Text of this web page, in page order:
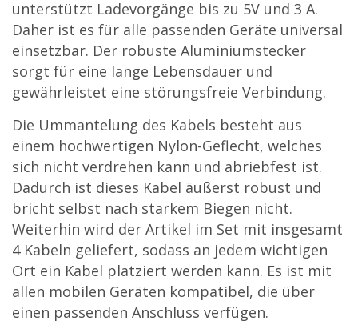
unterstützt Ladevorgänge bis zu 5V und 3 A.
Daher ist es für alle passenden Geräte universal
einsetzbar. Der robuste Aluminiumstecker
sorgt für eine lange Lebensdauer und
gewährleistet eine störungsfreie Verbindung.
Die Ummantelung des Kabels besteht aus
einem hochwertigen Nylon-Geflecht, welches
sich nicht verdrehen kann und abriebfest ist.
Dadurch ist dieses Kabel äußerst robust und
bricht selbst nach starkem Biegen nicht.
Weiterhin wird der Artikel im Set mit insgesamt
4 Kabeln geliefert, sodass an jedem wichtigen
Ort ein Kabel platziert werden kann. Es ist mit
allen mobilen Geräten kompatibel, die über
einen passenden Anschluss verfügen.